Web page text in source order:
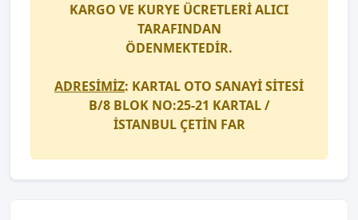
KARGO VE KURYE ÜCRETLERİ ALICI
TARAFINDAN
ÖDENMEKTEDİR.
ADRESİMİZ: KARTAL OTO SANAYİ SİTESİ
B/8 BLOK NO:25-21 KARTAL /
İSTANBUL ÇETİN FAR